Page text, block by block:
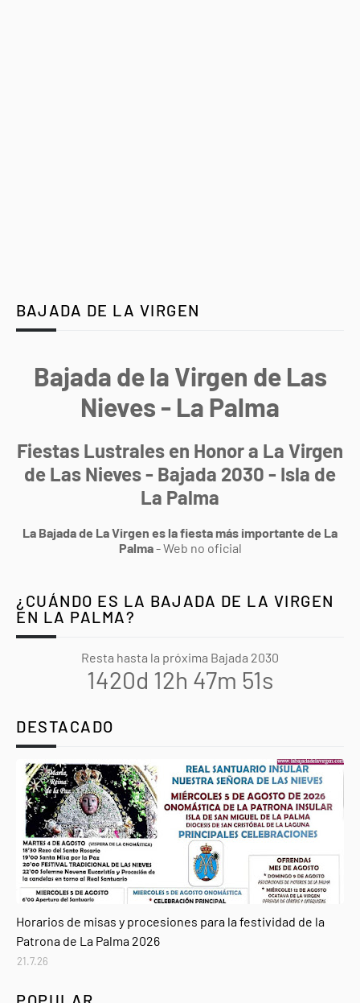
BAJADA DE LA VIRGEN
Bajada de la Virgen de Las
Nieves - La Palma
Fiestas Lustrales en Honor a La Virgen
de Las Nieves - Bajada 2030 - Isla de
La Palma
La Bajada de La Virgen es la fiesta más importante de La
Palma- Web no oficial
¿CUÁNDO ES LA BAJADA DE LA VIRGEN
EN LA PALMA?
Resta hasta la próxima Bajada 2030
1420d 12h 47m 50s
DESTACADO
Horarios de misas y procesiones para la festividad de la
Patrona de La Palma 2026
21.7.26